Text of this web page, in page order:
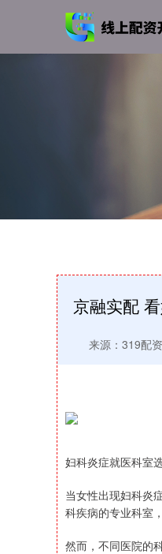
京融实配
来源：319配
妇科炎症就医科室
当女性出现妇科炎
科疾病的专业科室
然而，不同医院的